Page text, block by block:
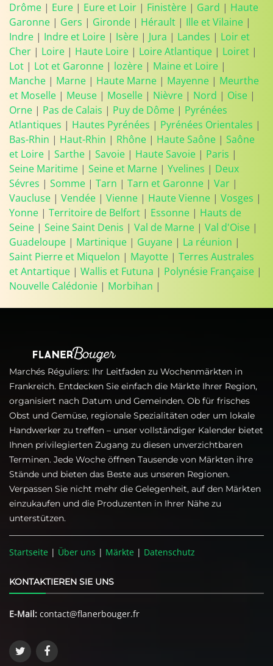
Drôme | Eure | Eure et Loir | Finistère | Gard | Haute
Garonne | Gers | Gironde | Hérault | Ille et Vilaine |
Indre | Indre et Loire | Isère | Jura | Landes | Loir et
Cher | Loire | Haute Loire | Loire Atlantique | Loiret |
Lot | Lot et Garonne | lozère | Maine et Loire |
Manche | Marne | Haute Marne | Mayenne | Meurthe
et Moselle | Meuse | Moselle | Nièvre | Nord | Oise |
Orne | Pas de Calais | Puy de Dôme | Pyrénées
Atlantiques | Hautes Pyrénées | Pyrénées Orientales |
Bas-Rhin | Haut-Rhin | Rhône | Haute Saône | Saône
et Loire | Sarthe | Savoie | Haute Savoie | Paris |
Seine Maritime | Seine et Marne | Yvelines | Deux
Sévres | Somme | Tarn | Tarn et Garonne | Var |
Vaucluse | Vendée | Vienne | Haute Vienne | Vosges |
Yonne | Territoire de Belfort | Essonne | Hauts de
Seine | Seine Saint Denis | Val de Marne | Val d'Oise |
Guadeloupe | Martinique | Guyane | La réunion |
Saint Pierre et Miquelon | Mayotte | Terres Australes
et Antartique | Wallis et Futuna | Polynésie Française |
Nouvelle Calédonie | Morbihan |
Marchés Réguliers: Ihr Leitfaden zu Wochenmärkten in
Frankreich. Entdecken Sie einfach die Märkte Ihrer Region,
organisiert nach Datum und Gemeinden. Ob für frisches
Obst und Gemüse, regionale Spezialitäten oder um lokale
Handwerker zu treffen – unser vollständiger Kalender bietet
Ihnen privilegierten Zugang zu diesen unverzichtbaren
Terminen. Jede Woche öffnen Tausende von Märkten ihre
Stände und bieten das Beste aus unseren Regionen.
Verpassen Sie nicht mehr die Gelegenheit, auf den Märkten
einzukaufen und die Produzenten in Ihrer Nähe zu
unterstützen.
Startseite | Über uns | Märkte | Datenschutz
KONTAKTIEREN SIE UNS
E-Mail: contact@flanerbouger.fr